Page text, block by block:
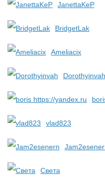
JanettaKeP
BridgetLak
Ameliacix
Dorothyinvah
vlad823
Света